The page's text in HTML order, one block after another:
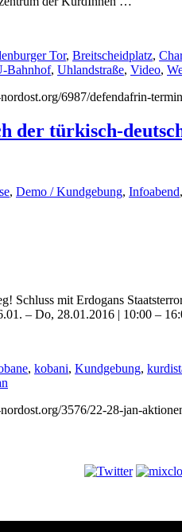
Tor, Breitscheidplatz,
Bahnhof, Uhlandstraße, Video,
6987/defendafrin-
der türkisch-
, Demo / Kundgebung, Infoabend,
Schluss mit Erdogans
– Do, 28.01.2016 | 10:00 –
, kobani, Kundgebung,
3576/22-28-jan-